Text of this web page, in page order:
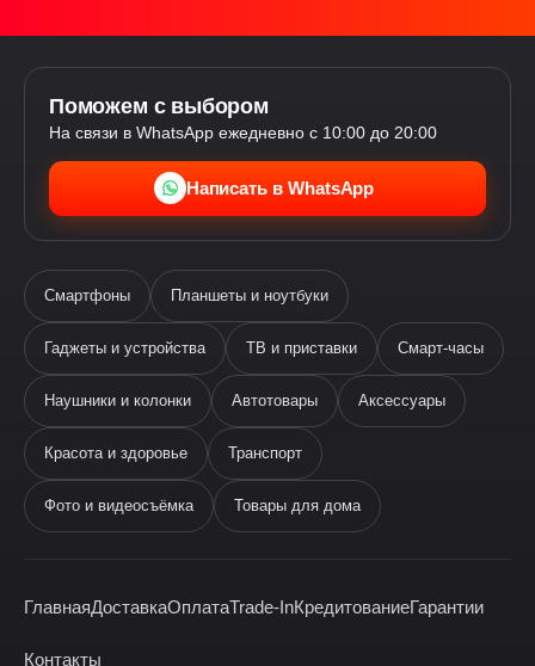
Поможем с выбором
На связи в WhatsApp ежедневно с 10:00 до 20:00
Написать в WhatsApp
Смартфоны Планшеты и ноутбуки
Гаджеты и устройства ТВ и приставки Смарт-часы
Наушники и колонки Автотовары Аксессуары
Красота и здоровье Транспорт
Фото и видеосъёмка Товары для дома
ГлавнаяДоставкаОплатаTrade-InКредитованиеГарантии
Контакты
виртуальный помощник